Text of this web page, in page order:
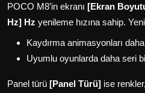
POCO M8’in ekranı [Ekran
Hz] Hz yenileme hızına sahip.
Kaydırma animasyonları
Uyumlu oyunlarda daha seri
Panel türü [Panel Türü] ise